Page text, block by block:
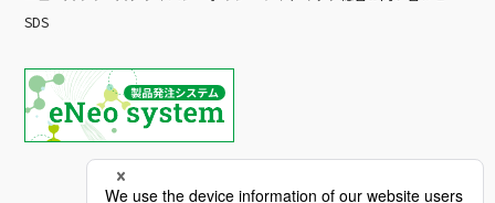
SDS